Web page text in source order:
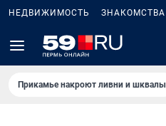
НЕДВИЖИМОСТЬ ЗНАКОМСТВА
Прикамье накроют ливни и шквалы